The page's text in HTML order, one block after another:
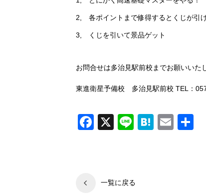
2, 各ポイントまで修得するとくじが引
3, くじを引いて景品ゲット
お問合せは多治見駅前校までお願いいた
東進衛星予備校 多治見駅前校 TEL：
Facebook
X LineHatena
Email
一覧に戻る